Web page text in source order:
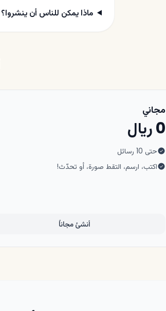
ماذا يمكن للناس أن ينشروا؟
مجاني
0 ريال
حتى 10 رسائل
اكتب، ارسم، التقط صورة، أو تحدّث!
أنشئ مجاناً